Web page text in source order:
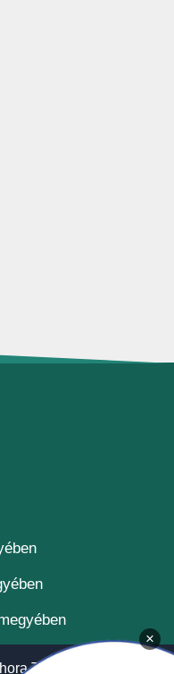
ablakban nyílik meg)
Themes
×